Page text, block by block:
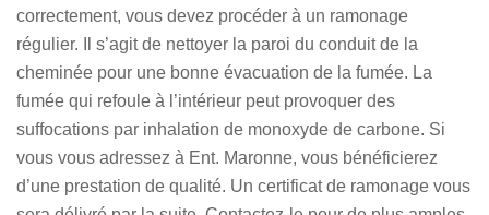
correctement, vous devez procéder à un ramonage
régulier. Il s’agit de nettoyer la paroi du conduit de la
cheminée pour une bonne évacuation de la fumée. La
fumée qui refoule à l’intérieur peut provoquer des
suffocations par inhalation de monoxyde de carbone. Si
vous vous adressez à Ent. Maronne, vous bénéficierez
d’une prestation de qualité. Un certificat de ramonage vous